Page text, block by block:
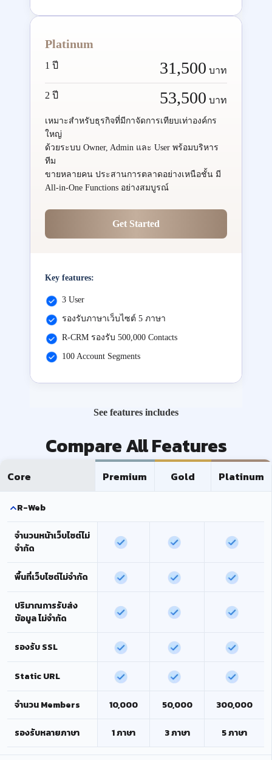
Platinum
1 ปี 31,500 บาท
2 ปี 53,500 บาท
เหมาะสำหรับธุรกิจที่มีกาจัดการเทียบเท่าองค์กร
ใหญ่
ด้วยระบบ Owner, Admin และ User พร้อมบริหาร
ทีม
ขายหลายคน ประสานการตลาดอย่างเหนือชั้น มี
All-in-One Functions อย่างสมบูรณ์
Get Started
Key features:
3 User
รองรับภาษาเว็บไซต์ 5 ภาษา
R-CRM รองรับ 500,000 Contacts
100 Account Segments
See features includes
Compare All Features
Core Premium Gold Platinum
R-Web
จำนวนหน้าเว็บไซต์ไม่
จำกัด
พื้นที่เว็บไซต์ไม่จำกัด
ปริมาณการรับส่ง
ข้อมูล ไม่จำกัด
รองรับ SSL
Static URL
จำนวน Members 10,000 50,000 300,000
รองรับหลายภาษา 1 ภาษา 3 ภาษา 5 ภาษา